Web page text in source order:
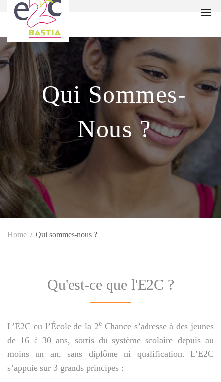
Home Qui sommes-nous ?
Qui Sommes-
Nous ?
Qu'est-ce que l'E2C ?
L’E2C ou l’École de la 2e Chance s’adresse à des jeunes
de 16 à 30 ans, sortis du système scolaire depuis au
moins un an, sans diplôme ni qualification. L’E2C
s’appuie sur 3 grands principes :